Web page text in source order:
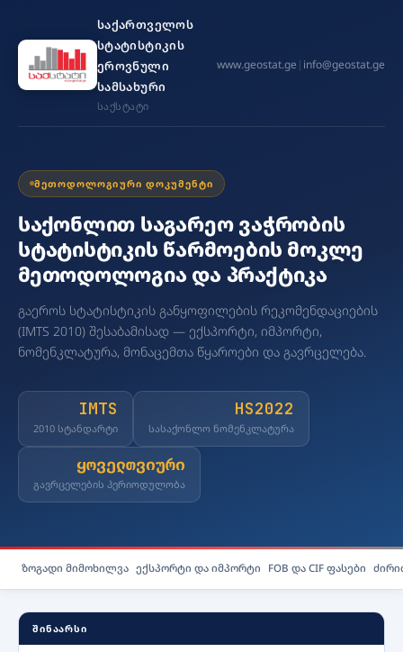
საქართველოს
სტატისტიკის
ეროვნული
სამსახური
საქსტატი
www.geostat.ge | info@geostat.ge
ᲛᲔᲗᲝᲓᲝᲚᲝᲒᲘᲣᲠᲘ ᲓᲝᲙᲣᲛᲔᲜᲢᲘ
საქონლით საგარეო ვაჭრობის
სტატისტიკის წარმოების მოკლე
მეთოდოლოგია და პრაქტიკა
გაეროს სტატისტიკის განყოფილების რეკომენდაციების
(IMTS 2010) შესაბამისად — ექსპორტი, იმპორტი,
ნომენკლატურა, მონაცემთა წყაროები და გავრცელება.
IMTS
2010 სტანდარტი
HS2022
სასაქონლო ნომენკლატურა
ყოველთვიური
გავრცელების პერიოდულობა
ზოგადი მიმოხილვა ექსპორტი და იმპორტი FOB და CIF ფასები
ᲨᲘᲜᲐᲐᲠᲡᲘ